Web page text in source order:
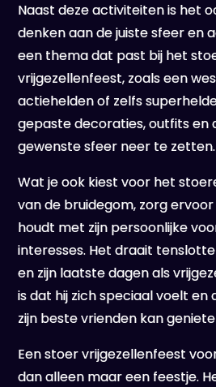
Naast deze activiteiten is het
denken aan de juiste sfeer en
een thema dat past bij het
vrijgezellenfeest, zoals een
actiehelden of zelfs
gepaste decoraties, outfits en
gewenste sfeer neer te zetten.
Wat je ook kiest voor het
van de bruidegom, zorg
houdt met zijn persoonlijke
interesses. Het draait
en zijn laatste dagen als
is dat hij zich speciaal voelt en
zijn beste vrienden kan
Een stoer vrijgezellenfeest
dan alleen maar een feestje.